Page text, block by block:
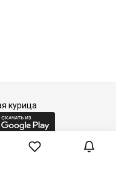
курица
concept store.